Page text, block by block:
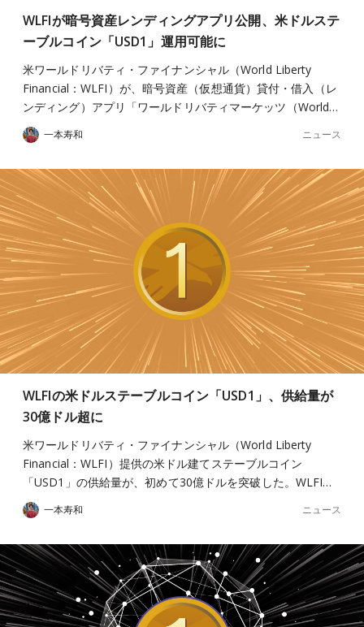
WLFIが暗号資産レンディングアプリ公開、米ドルステ
ーブルコイン「USD1」運用可能に
米ワールドリバティ・ファイナンシャル（World Liberty
Financial：WLFI）が、暗号資産（仮想通貨）貸付・借入（レ
ンディング）アプリ「ワールドリバティマーケッツ（World…
一本寿和 ニュース
WLFIの米ドルステーブルコイン「USD1」、供給量が
30億ドル超に
米ワールドリバティ・ファイナンシャル（World Liberty
Financial：WLFI）提供の米ドル建てステーブルコイン
「USD1」の供給量が、初めて30億ドルを突破した。WLFI…
一本寿和 ニュース